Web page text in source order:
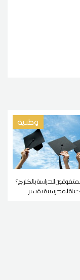
وطنية
الدراسة بالخارج؟
المدرسية يفسر